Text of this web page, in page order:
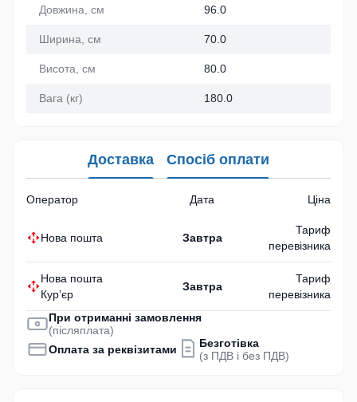
Довжина, см 96.0
Ширина, см 70.0
Висота, см 80.0
Вага (кг) 180.0
Доставка Спосіб оплати
Оператор Дата Ціна
Нова пошта Завтра
Тариф
перевізника
Нова пошта
Кур’єр
Завтра
Тариф
перевізника
При отриманні замовлення
(післяплата)
Оплата за реквізитами
Безготівка
(з ПДВ і без ПДВ)